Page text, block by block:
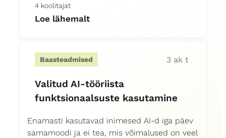
4 koolitajat
Loe lähemalt
Baasteadmised 3 ak t
Valitud AI-tööriista
funktsionaalsuste kasutamine
Enamasti kasutavad inimesed AI-d iga päev
samamoodi ja ei tea, mis võimalused on veel